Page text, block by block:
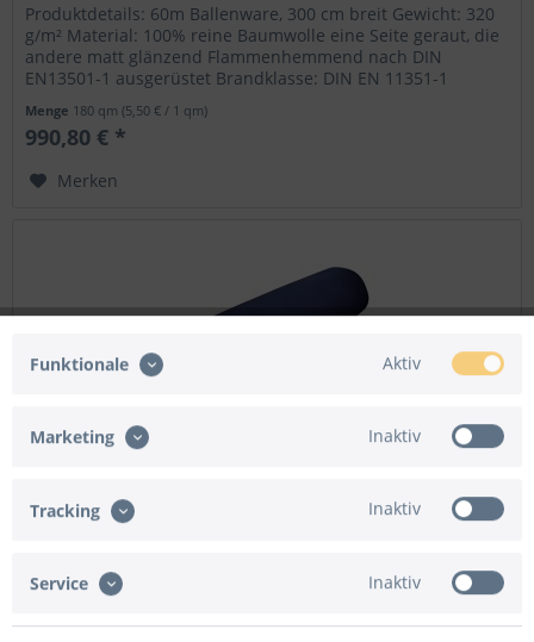
Produktdetails: 60m Ballenware, 300 cm breit Gewicht: 320
g/m² Material: 100% reine Baumwolle eine Seite geraut, die
andere matt glänzend Flammenhemmend nach DIN
EN13501-1 ausgerüstet Brandklasse: DIN EN 11351-1
Menge 180 qm(5,50 € / 1 qm)
990,80 € *
Merken
andere matt glänzend Flammenhemmend nach DIN
EN13501-1 ausgerüstet Brandklasse: DIN EN 11351-1
Funktionale Aktiv
Marketing Inaktiv
Tracking Inaktiv
Service Inaktiv